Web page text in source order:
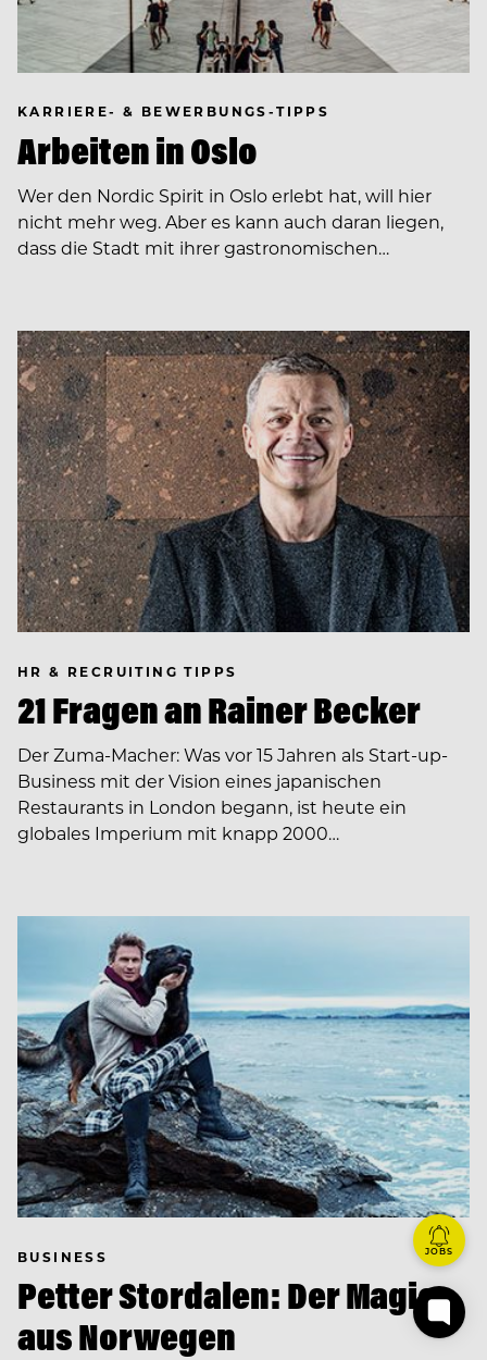
KARRIERE- & BEWERBUNGS-TIPPS
Arbeiten in Oslo
Wer den Nordic Spirit in Oslo erlebt hat, will hier
nicht mehr weg. Aber es kann auch daran liegen,
dass die Stadt mit ihrer gastronomischen…
HR & RECRUITING TIPPS
21 Fragen an Rainer Becker
Der Zuma-Macher: Was vor 15 Jahren als Start-up-
Business mit der Vision eines japanischen
Restaurants in London begann, ist heute ein
globales Imperium mit knapp 2000…
BUSINESS
Petter Stordalen: Der Magier
aus Norwegen
JOBS